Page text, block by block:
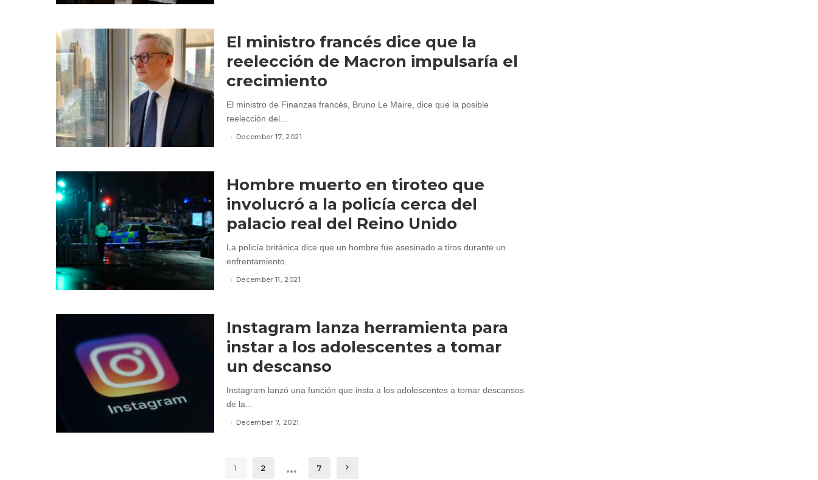
El ministro francés dice que la
reelección de Macron impulsaría el
crecimiento
El ministro de Finanzas francés, Bruno Le Maire, dice que la posible
reelección del...
December 17, 2021
Hombre muerto en tiroteo que
involucró a la policía cerca del
palacio real del Reino Unido
La policía británica dice que un hombre fue asesinado a tiros durante un
enfrentamiento...
December 11, 2021
Instagram lanza herramienta para
instar a los adolescentes a tomar
un descanso
Instagram lanzó una función que insta a los adolescentes a tomar descansos
de la...
December 7, 2021
1 2 … 7